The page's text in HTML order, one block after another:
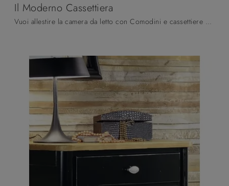
Il Moderno Cassettiera
Vuoi allestire la camera da letto con Comodini e cassettiere di Fratelli Mirandola? Eccoti il modello Il Moderno Cassettiera in legno per spazi ...